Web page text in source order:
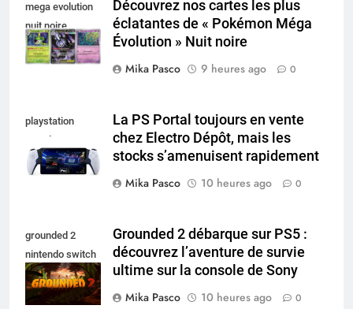
mega evolution
nuit noire
Découvrez nos cartes les plus
éclatantes de « Pokémon Méga
Évolution » Nuit noire
Mika Pasco
9 heures ago 0
playstation
portal pro
La PS Portal toujours en vente
chez Electro Dépôt, mais les
stocks s’amenuisent rapidement
Mika Pasco
10 heures ago 0
grounded 2
nintendo switch
2
Grounded 2 débarque sur PS5 :
découvrez l’aventure de survie
ultime sur la console de Sony
Mika Pasco
10 heures ago 0